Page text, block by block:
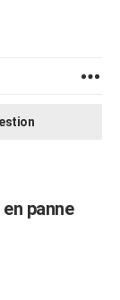
panne